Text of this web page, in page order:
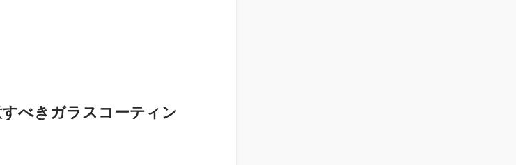
べきガラスコーティン